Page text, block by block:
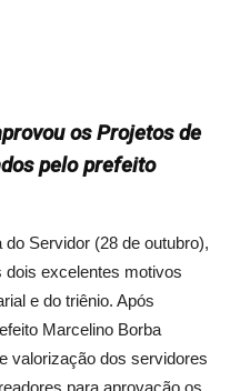
os Projetos de
pelo prefeito
Servidor (28 de outubro),
excelentes motivos
e do triênio. Após
Marcelino Borba
valorização dos servidores
para aprovação os